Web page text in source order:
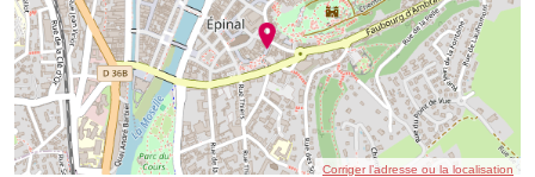
Corriger l’adresse ou la localisation